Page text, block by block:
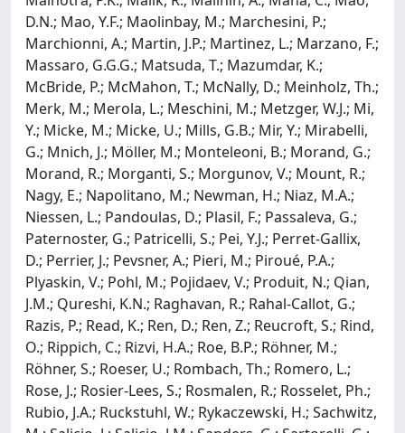
D.N.; Mao, Y.F.; Maolinbay, M.; Marchesini, P.;
Marchionni, A.; Martin, J.P.; Martinez, L.; Marzano, F.;
Massaro, G.G.G.; Matsuda, T.; Mazumdar, K.;
McBride, P.; McMahon, T.; McNally, D.; Meinholz, Th.;
Merk, M.; Merola, L.; Meschini, M.; Metzger, W.J.; Mi,
Y.; Micke, M.; Micke, U.; Mills, G.B.; Mir, Y.; Mirabelli,
G.; Mnich, J.; Möller, M.; Monteleoni, B.; Morand, G.;
Morand, R.; Morganti, S.; Morgunov, V.; Mount, R.;
Nagy, E.; Napolitano, M.; Newman, H.; Niaz, M.A.;
Niessen, L.; Pandoulas, D.; Plasil, F.; Passaleva, G.;
Paternoster, G.; Patricelli, S.; Pei, Y.J.; Perret-Gallix,
D.; Perrier, J.; Pevsner, A.; Pieri, M.; Piroué, P.A.;
Plyaskin, V.; Pohl, M.; Pojidaev, V.; Produit, N.; Qian,
J.M.; Qureshi, K.N.; Raghavan, R.; Rahal-Callot, G.;
Razis, P.; Read, K.; Ren, D.; Ren, Z.; Reucroft, S.; Rind,
O.; Rippich, C.; Rizvi, H.A.; Roe, B.P.; Röhner, M.;
Röhner, S.; Roeser, U.; Rombach, Th.; Romero, L.;
Rose, J.; Rosier-Lees, S.; Rosmalen, R.; Rosselet, Ph.;
Rubio, J.A.; Ruckstuhl, W.; Rykaczewski, H.; Sachwitz,